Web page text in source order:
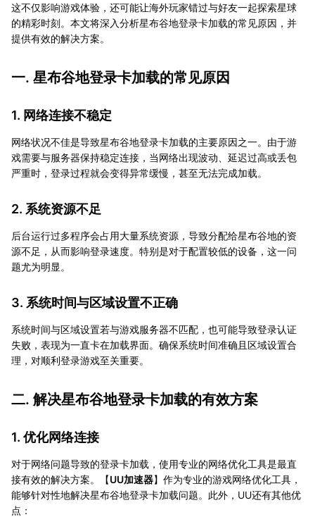
这不仅影响游戏体验，还可能让海外玩家错过与好友一起探索星球
的精彩时刻。本文将深入分析星布谷地登录卡加载的常见原因，并
提供有效的解决方案。
一. 星布谷地登录卡加载的常见原因
1. 网络连接不稳定
网络状况不佳是导致星布谷地登录卡加载的主要原因之一。由于游
戏需要与服务器保持稳定连接，当网络出现波动、延迟过高或丢包
严重时，登录过程就会变得异常缓慢，甚至无法完成加载。
2. 系统资源不足
后台运行过多程序会占用大量系统资源，导致分配给星布谷地的资
源不足，从而影响登录速度。特别是对于配置较低的设备，这一问
题尤为明显。
3. 系统时间与区域设置不正确
系统时间与区域设置若与游戏服务器不匹配，也可能导致登录认证
失败，表现为一直卡在加载界面。确保系统时间准确且区域设置合
理，对顺利登录游戏至关重要。
二. 解决星布谷地登录卡加载的有效方案
1. 优化网络连接
对于网络问题导致的登录卡加载，使用专业的网络优化工具是最直
接有效的解决方案。【UU加速器】作为专业的游戏网络优化工具，
能够针对性地解决星布谷地登录卡加载问题。此外，UU还有其他优
点：